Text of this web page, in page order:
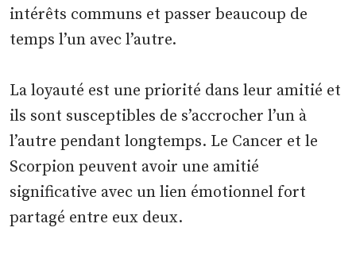
intérêts communs et passer beaucoup de
temps l’un avec l’autre.
La loyauté est une priorité dans leur amitié et
ils sont susceptibles de s’accrocher l’un à
l’autre pendant longtemps. Le Cancer et le
Scorpion peuvent avoir une amitié
significative avec un lien émotionnel fort
partagé entre eux deux.